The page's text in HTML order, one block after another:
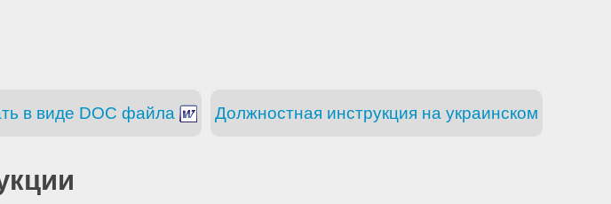
Должностная инструкция на украинском
в виде DOC файла